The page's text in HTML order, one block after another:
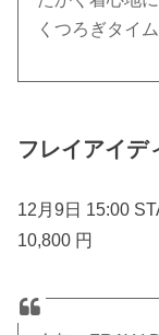
くつろぎタイ
フレイアイデ
12月9日 15:00
10,800 円